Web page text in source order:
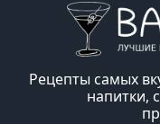
Рецепты самых
напитки,